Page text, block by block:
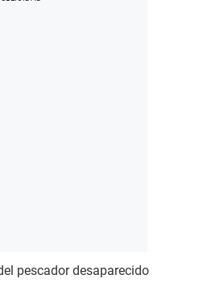
pescador desaparecido